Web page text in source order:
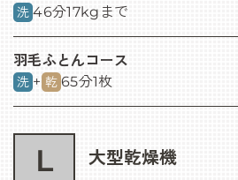
洗 17kgまで
46分
羽毛ふとんコース
洗 + 乾 1枚
65分
L 大型乾燥機